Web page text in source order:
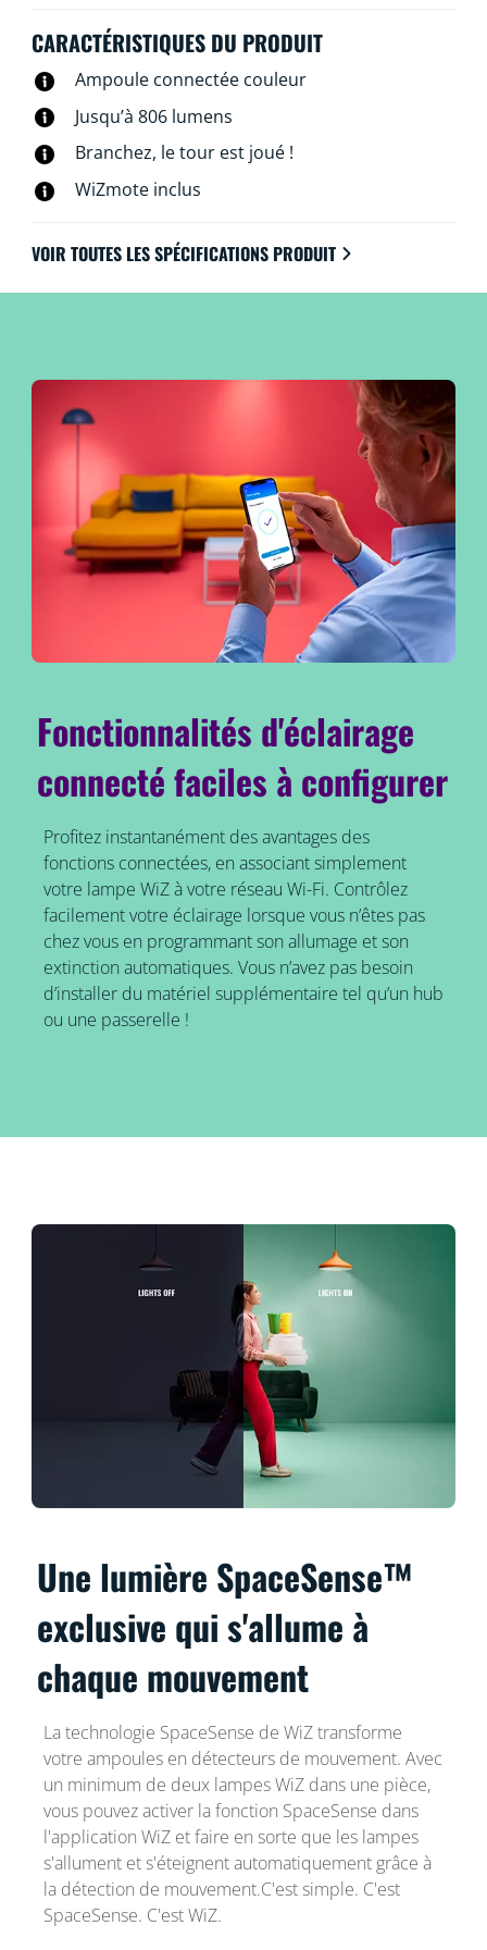
besoin de matériel spécial : les lampes WiZ se
connectent directement au Wi-Fi.
CARACTÉRISTIQUES DU PRODUIT
Ampoule connectée couleur
Jusqu’à 806 lumens
Branchez, le tour est joué !
WiZmote inclus
VOIR TOUTES LES SPÉCIFICATIONS PRODUIT
Fonctionnalités d'éclairage
connecté faciles à configurer
Profitez instantanément des avantages des
fonctions connectées, en associant simplement
votre lampe WiZ à votre réseau Wi-Fi. Contrôlez
facilement votre éclairage lorsque vous n’êtes pas
chez vous en programmant son allumage et son
extinction automatiques. Vous n’avez pas besoin
d’installer du matériel supplémentaire tel qu’un hub
ou une passerelle !
Une lumière SpaceSense™
exclusive qui s'allume à
chaque mouvement
La technologie SpaceSense de WiZ transforme
votre ampoules en détecteurs de mouvement. Avec
un minimum de deux lampes WiZ dans une pièce,
vous pouvez activer la fonction SpaceSense dans
l'application WiZ et faire en sorte que les lampes
s'allument et s'éteignent automatiquement grâce à
la détection de mouvement.C'est simple. C'est
SpaceSense. C'est WiZ.